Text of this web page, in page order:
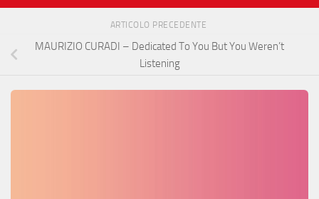
ARTICOLO PRECEDENTE
MAURIZIO CURADI – Dedicated To You But You Weren’t
Listening